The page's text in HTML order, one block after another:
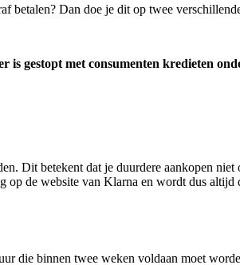
betalen? Dan doe je dit op twee
gestopt met consumenten kredieten
Dit betekent dat je duurdere aankopen niet
op de website van Klarna en wordt dus altijd
die binnen twee weken voldaan moet